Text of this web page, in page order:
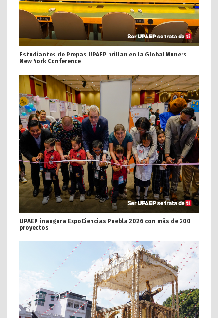
Estudiantes de Prepas UPAEP brillan en la Global Muners
New York Conference
UPAEP inaugura ExpoCiencias Puebla 2026 con más de 200
proyectos